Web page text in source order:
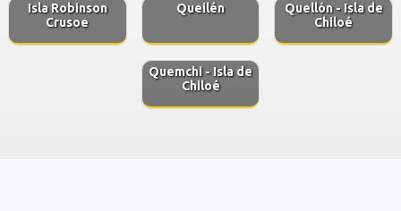
Isla Robinson
Crusoe
Queilén
Quellón - Isla de
Chiloé
Quemchi - Isla de
Chiloé